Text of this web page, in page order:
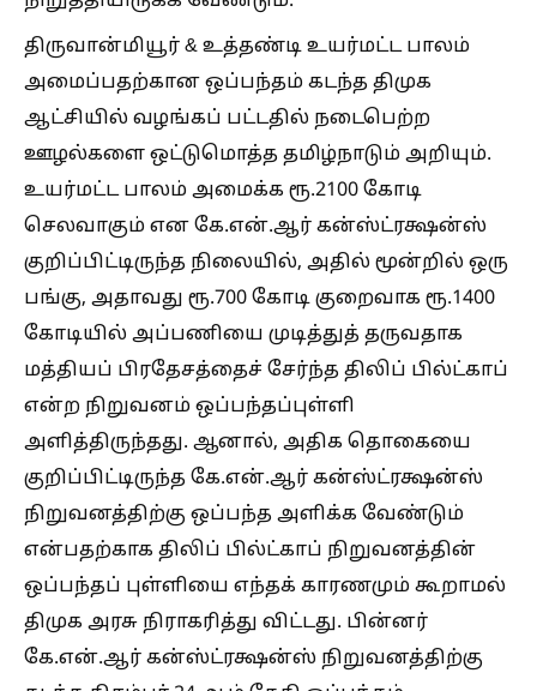
திருவான்மியூர் & உத்தண்டி உயர்மட்ட பாலம்
அமைப்பதற்கான ஒப்பந்தம் கடந்த திமுக
ஆட்சியில் வழங்கப் பட்டதில் நடைபெற்ற
ஊழல்களை ஒட்டுமொத்த தமிழ்நாடும் அறியும்.
உயர்மட்ட பாலம் அமைக்க ரூ.2100 கோடி
செலவாகும் என கே.என்.ஆர் கன்ஸ்ட்ரக்ஷன்ஸ்
குறிப்பிட்டிருந்த நிலையில், அதில் மூன்றில் ஒரு
பங்கு, அதாவது ரூ.700 கோடி குறைவாக ரூ.1400
கோடியில் அப்பணியை முடித்துத் தருவதாக
மத்தியப் பிரதேசத்தைச் சேர்ந்த திலிப் பில்ட்காப்
என்ற நிறுவனம் ஒப்பந்தப்புள்ளி
அளித்திருந்தது. ஆனால், அதிக தொகையை
குறிப்பிட்டிருந்த கே.என்.ஆர் கன்ஸ்ட்ரக்ஷன்ஸ்
நிறுவனத்திற்கு ஒப்பந்த அளிக்க வேண்டும்
என்பதற்காக திலிப் பில்ட்காப் நிறுவனத்தின்
ஒப்பந்தப் புள்ளியை எந்தக் காரணமும் கூறாமல்
திமுக அரசு நிராகரித்து விட்டது. பின்னர்
கே.என்.ஆர் கன்ஸ்ட்ரக்ஷன்ஸ் நிறுவனத்திற்கு